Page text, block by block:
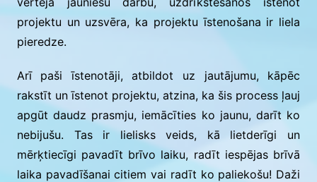
projektu un uzsvēra, ka projektu īstenošana ir liela
pieredze.
Arī paši īstenotāji, atbildot uz jautājumu, kāpēc
rakstīt un īstenot projektu, atzina, ka šis process ļauj
apgūt daudz prasmju, iemācīties ko jaunu, darīt ko
nebijušu. Tas ir lielisks veids, kā lietderīgi un
mērķtiecīgi pavadīt brīvo laiku, radīt iespējas brīvā
laika pavadīšanai citiem vai radīt ko paliekošu! Daži